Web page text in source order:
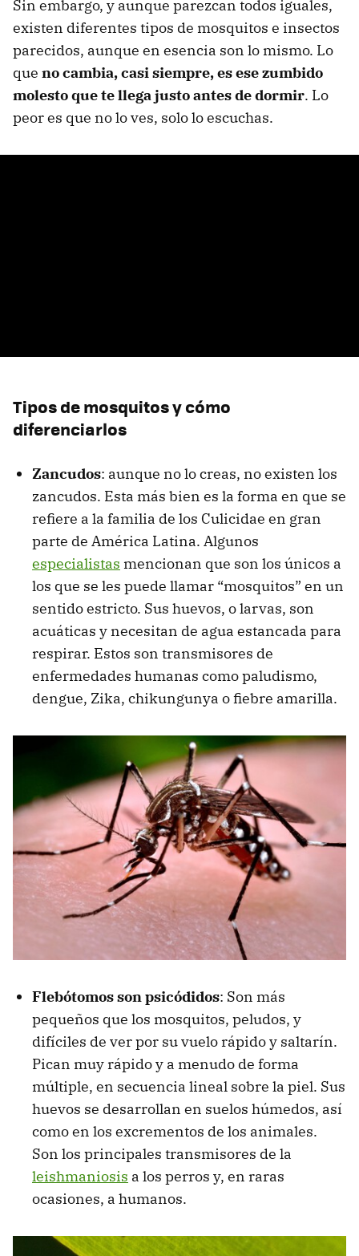
Sin embargo, y aunque parezcan todos iguales,
existen diferentes tipos de mosquitos e insectos
parecidos, aunque en esencia son lo mismo. Lo
que no cambia, casi siempre, es ese zumbido
molesto que te llega justo antes de dormir. Lo
peor es que no lo ves, solo lo escuchas.
Tipos de mosquitos y cómo
diferenciarlos
Zancudos: aunque no lo creas, no existen los
zancudos. Esta más bien es la forma en que se
refiere a la familia de los Culicidae en gran
parte de América Latina. Algunos
especialistas mencionan que son los únicos a
los que se les puede llamar “mosquitos” en un
sentido estricto. Sus huevos, o larvas, son
acuáticas y necesitan de agua estancada para
respirar. Estos son transmisores de
enfermedades humanas como paludismo,
dengue, Zika, chikungunya o fiebre amarilla.
Flebótomos son psicódidos: Son más
pequeños que los mosquitos, peludos, y
difíciles de ver por su vuelo rápido y saltarín.
Pican muy rápido y a menudo de forma
múltiple, en secuencia lineal sobre la piel. Sus
huevos se desarrollan en suelos húmedos, así
como en los excrementos de los animales.
Son los principales transmisores de la
leishmaniosis a los perros y, en raras
ocasiones, a humanos.